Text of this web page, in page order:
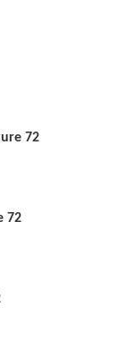
72
72